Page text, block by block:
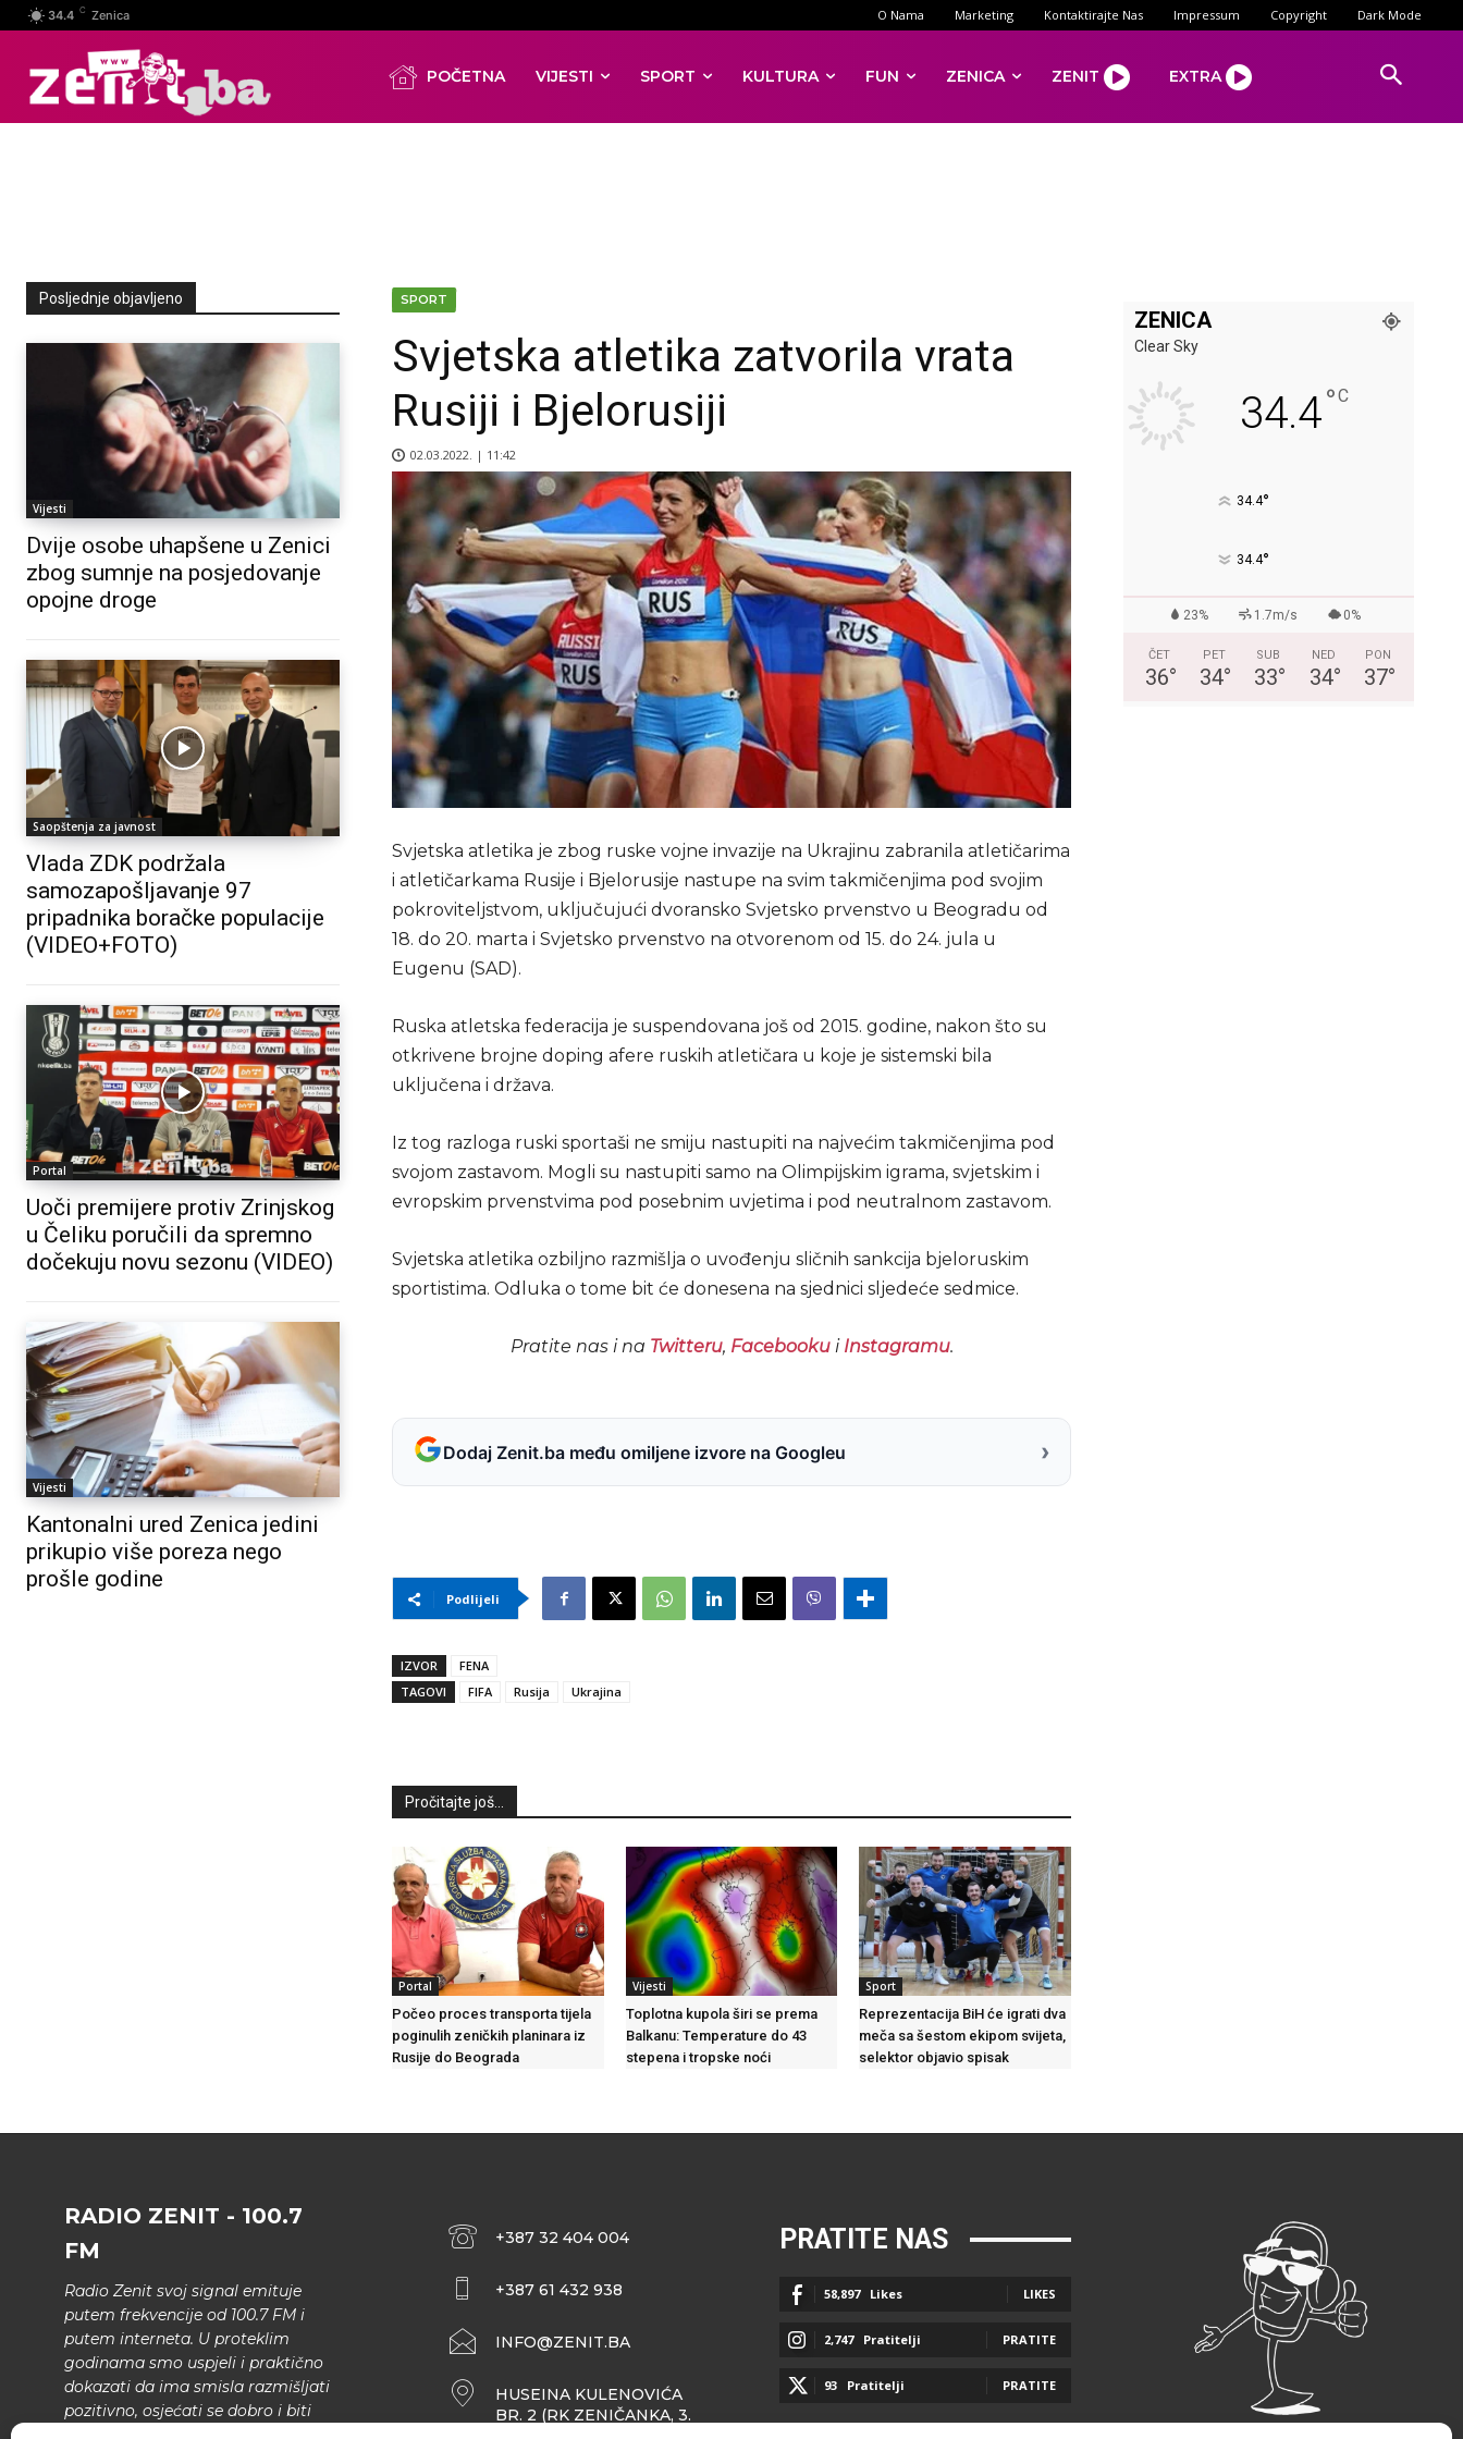
34.4 C Zenica O Nama Marketing Kontaktirajte Nas Impressum Copyright Dark Mode
POČETNA VIJESTI SPORT KULTURA FUN ZENICA ZENIT EXTRA
Posljednje objavljeno
Vijesti
Dvije osobe uhapšene u Zenici
zbog sumnje na posjedovanje
opojne droge
Saopštenja za javnost
Vlada ZDK podržala
samozapošljavanje 97
pripadnika boračke populacije
(VIDEO+FOTO)
Portal
Uoči premijere protiv Zrinjskog
u Čeliku poručili da spremno
dočekuju novu sezonu (VIDEO)
Vijesti
Kantonalni ured Zenica jedini
prikupio više poreza nego
prošle godine
SPORT
Svjetska atletika zatvorila vrata
Rusiji i Bjelorusiji
02.03.2022. | 11:42
Svjetska atletika je zbog ruske vojne invazije na Ukrajinu zabranila atletičarima
i atletičarkama Rusije i Bjelorusije nastupe na svim takmičenjima pod svojim
pokroviteljstvom, uključujući dvoransko Svjetsko prvenstvo u Beogradu od
18. do 20. marta i Svjetsko prvenstvo na otvorenom od 15. do 24. jula u
Eugenu (SAD).
Ruska atletska federacija je suspendovana još od 2015. godine, nakon što su
otkrivene brojne doping afere ruskih atletičara u koje je sistemski bila
uključena i država.
Iz tog razloga ruski sportaši ne smiju nastupiti na najvećim takmičenjima pod
svojom zastavom. Mogli su nastupiti samo na Olimpijskim igrama, svjetskim i
evropskim prvenstvima pod posebnim uvjetima i pod neutralnom zastavom.
Svjetska atletika ozbiljno razmišlja o uvođenju sličnih sankcija bjeloruskim
sportistima. Odluka o tome bit će donesena na sjednici sljedeće sedmice.
Pratite nas i na Twitteru, Facebookui Instagramu.
Dodaj Zenit.ba među omiljene izvore na Googleu ›
Podlijeli
IZVOR
FENA
TAGOVI
FIFA Rusija Ukrajina
Pročitajte još...
Portal
Počeo proces transporta tijela
poginulih zeničkih planinara iz
Rusije do Beograda
Vijesti
Toplotna kupola širi se prema
Balkanu: Temperature do 43
stepena i tropske noći
Sport
Reprezentacija BiH će igrati dva
meča sa šestom ekipom svijeta,
selektor objavio spisak
ZENICA
Clear Sky
34.4°C
34.4°
34.4°
23% 1.7m/s 0%
ČET
36°
PET
34°
SUB
33°
NED
34°
PON
37°
RADIO ZENIT - 100.7
FM
Radio Zenit svoj signal emituje
putem frekvencije od 100.7 FM i
putem interneta. U proteklim
godinama smo uspjeli i praktično
dokazati da ima smisla razmišljati
pozitivno, osjećati se dobro i biti
+387 32 404 004
+387 61 432 938
INFO@ZENIT.BA
HUSEINA KULENOVIĆA
BR. 2 (RK ZENIČANKA, 3.
PRATITE NAS
58,897 Likes LIKES
2,747 Pratitelji PRATITE
93 Pratitelji PRATITE